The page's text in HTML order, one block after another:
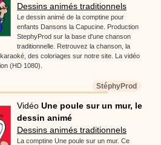
Dessins animés traditionnels
Le dessin animé de la comptine pour
enfants Dansons la Capucine. Production
StephyProd sur la base d'une chanson
traditionnelle. Retrouvez la chanson, la
des coloriages sur notre site. La vidéo
(HD 1080).
StéphyProd
Vidéo Une poule sur un mur, le
dessin animé
Dessins animés traditionnels
La comptine Une poule sur un mur. Ce